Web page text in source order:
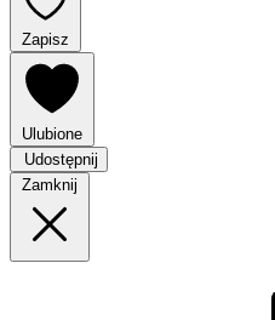
Zapisz
Ulubione
Udostępnij
Zamknij